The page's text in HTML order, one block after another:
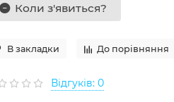
Коли з'явиться?
В закладки До порівняння
Відгуків: 0